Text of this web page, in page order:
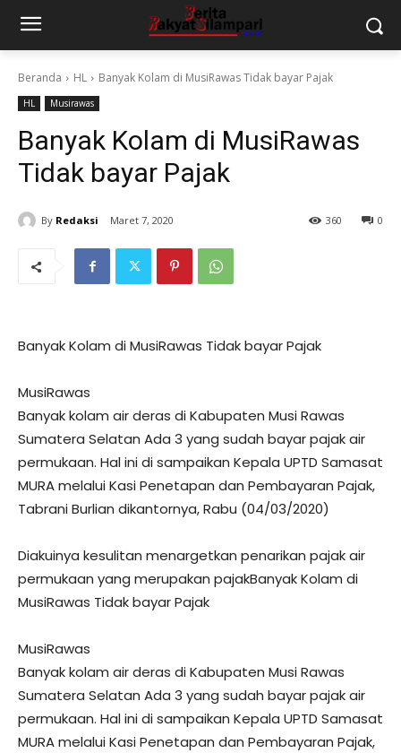
Beranda HL Banyak Kolam di MusiRawas Tidak bayar Pajak
HL Musirawas
Banyak Kolam di MusiRawas
Tidak bayar Pajak
By Redaksi Maret 7, 2020 0
360
Banyak Kolam di MusiRawas Tidak bayar Pajak
MusiRawas
Banyak kolam air deras di Kabupaten Musi Rawas
Sumatera Selatan Ada 3 yang sudah bayar pajak air
permukaan. Hal ini di sampaikan Kepala UPTD Samasat
MURA melalui Kasi Penetapan dan Pembayaran Pajak,
Tabrani Burlian dikantornya, Rabu (04/03/2020)
Diakuinya kesulitan menargetkan penarikan pajak air
permukaan yang merupakan pajakBanyak Kolam di
MusiRawas Tidak bayar Pajak
MusiRawas
Banyak kolam air deras di Kabupaten Musi Rawas
Sumatera Selatan Ada 3 yang sudah bayar pajak air
permukaan. Hal ini di sampaikan Kepala UPTD Samasat
MURA melalui Kasi Penetapan dan Pembayaran Pajak,